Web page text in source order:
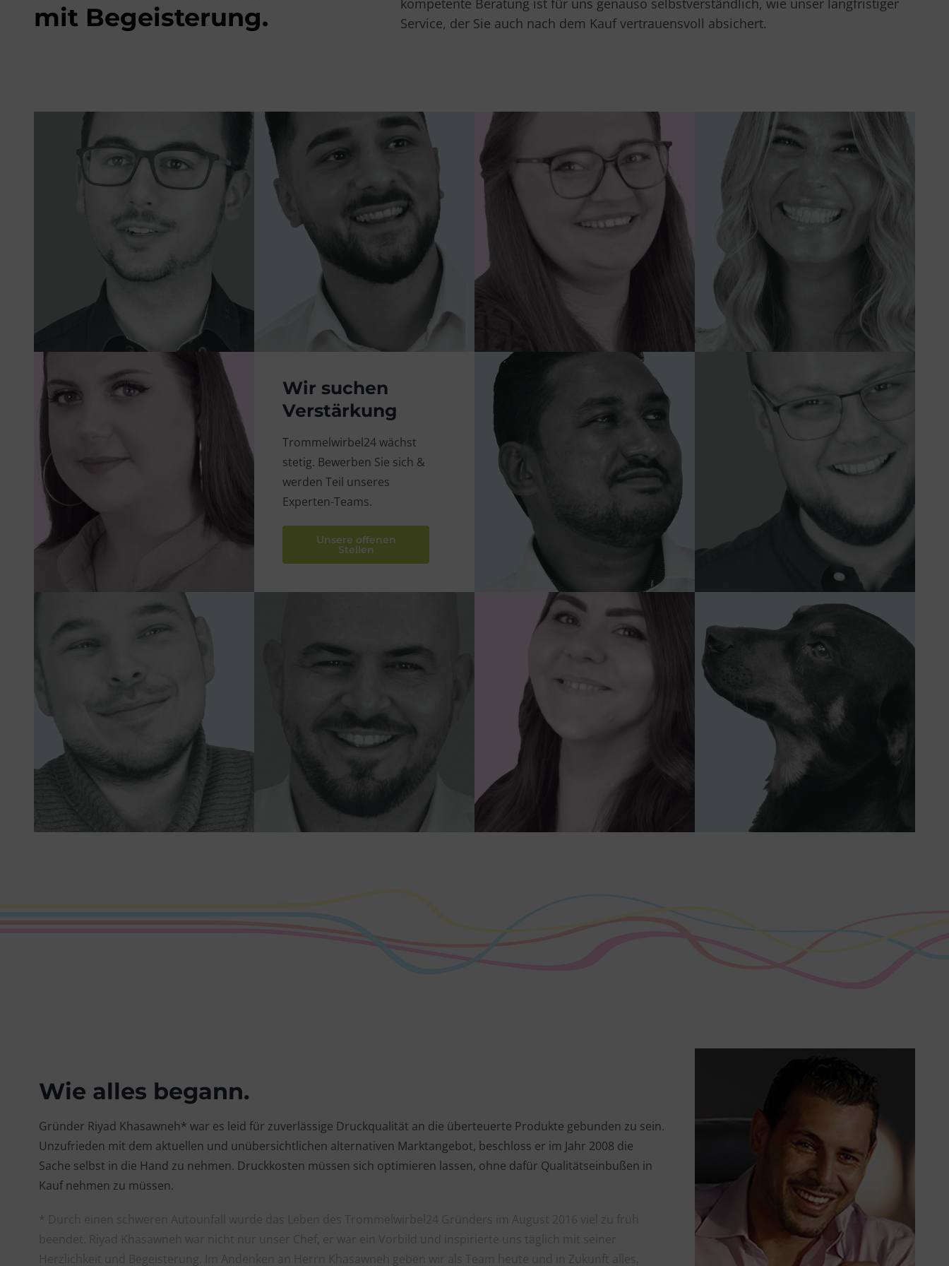
mit Begeisterung.
Service, der Sie auch nach dem Kauf vertrauensvoll absichert.
Edwin
Office Manager
nur Lösungen.“
Orhan
Sales Consultant
„Ich habe die Leidenschaft,
immer das Beste zu geben und
den Tag motiviert zu starten!“
Denise
„Service bedeutet, das ganze
Geschäft mit den Augen des
Kunden zu sehen.“
Carolin
Sales Consultant
„Ich habe für meine Kunden
„Die besten Ideen kommen mir,
wenn ich mir vorstelle, ich sei
mein eigener Kunde.“
Wir suchen
Verstärkung
Trommelwirbel24 wächst
stetig. Bewerben Sie sich &
werden Teil unseres
Experten-Teams.
Unsere offenen
Stellen
Jenten
„Ihre Zufriedenheit ist mein
Ansporn und mein Gewinn.“
Daniel
will, der muss erst einmal ihre
Sprache sprechen.“
Florian
Sales Consultant
„Die Zufriedenheit meiner
Kunden ist mein Erfolg.“
Marco
„Seit über 10 Jahren in der
Branche, ist
Lea
Service Management
„Qualität bedeutet, der Kunde
kommt zurück, nicht die Ware“
Snoop
Bürohund
„Wuff“
Wie alles begann.
Gründer Riyad Khasawneh* war es leid für zuverlässige Druckqualität an die überteuerte Produkte gebunden zu sein.
Unzufrieden mit dem aktuellen und unübersichtlichen alternativen Marktangebot, beschloss er im Jahr 2008 die
Sache selbst in die Hand zu nehmen. Druckkosten müssen sich optimieren lassen, ohne dafür Qualitätseinbußen in
Kauf nehmen zu müssen.